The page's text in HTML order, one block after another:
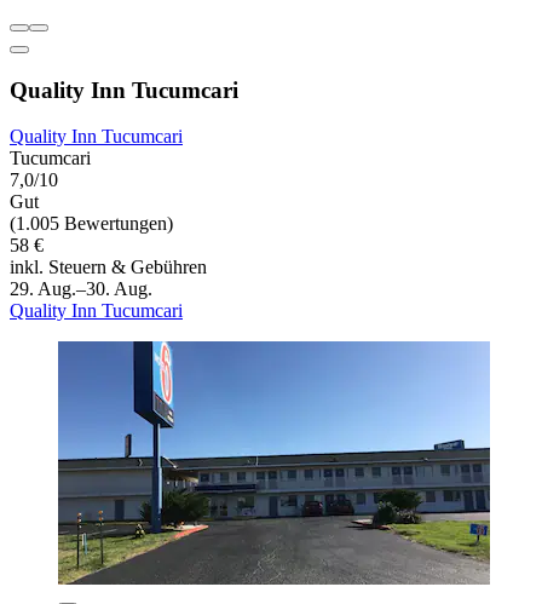
Quality Inn Tucumcari
Quality Inn Tucumcari
Tucumcari
7,0/10
Gut
(1.005 Bewertungen)
58 €
inkl. Steuern & Gebühren
29. Aug.–30. Aug.
Quality Inn Tucumcari